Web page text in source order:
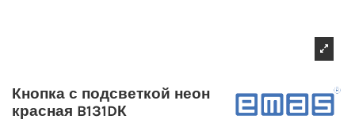
Кнопка с подсветкой неон
красная B131DК